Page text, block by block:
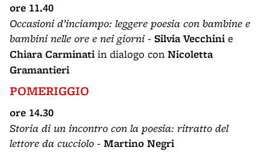
ore 11.40
Occasioni d’inciampo: leggere poesia con bambine e
bambini nelle ore e nei giorni - Silvia Vecchini e
Chiara Carminati in dialogo con Nicoletta
Gramantieri
POMERIGGIO
ore 14.30
Storia di un incontro con la poesia: ritratto del
lettore da cucciolo - Martino Negri